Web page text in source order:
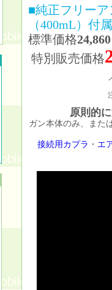
■純正フリー
（400mL）付属
標準価格
特別販売価格
原則的
ガン本体のみ、また
接続用カプラ ・ エ